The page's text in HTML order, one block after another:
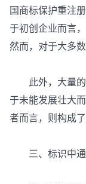
国商标保护重注
于初创企业而言
然而，对于大多
此外，大量的
于未能发展壮大
者而言，则构成了
三、标识中通